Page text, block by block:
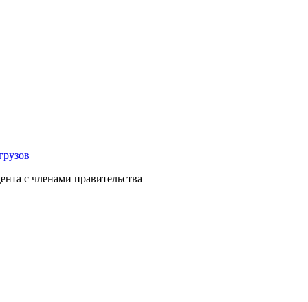
с членами правительства